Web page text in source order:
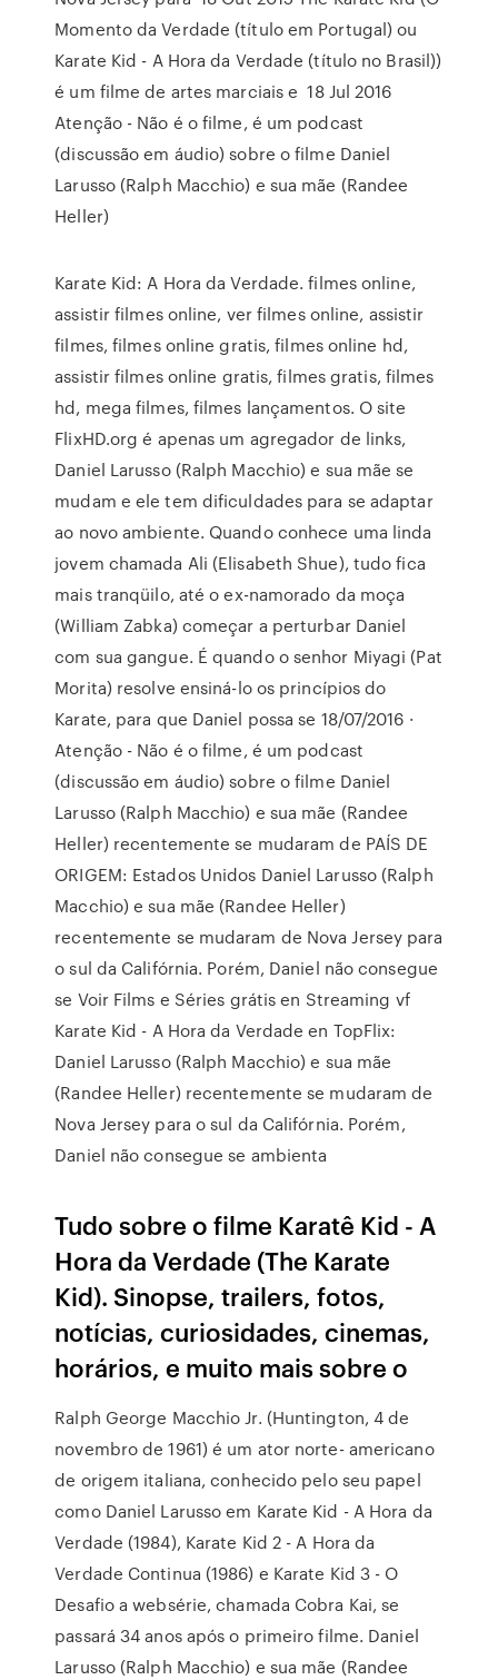
Momento da Verdade (título em Portugal) ou
Karate Kid - A Hora da Verdade (título no Brasil))
é um filme de artes marciais e 18 Jul 2016
Atenção - Não é o filme, é um podcast
(discussão em áudio) sobre o filme Daniel
Larusso (Ralph Macchio) e sua mãe (Randee
Heller)
Karate Kid: A Hora da Verdade. filmes online,
assistir filmes online, ver filmes online, assistir
filmes, filmes online gratis, filmes online hd,
assistir filmes online gratis, filmes gratis, filmes
hd, mega filmes, filmes lançamentos. O site
FlixHD.org é apenas um agregador de links,
Daniel Larusso (Ralph Macchio) e sua mãe se
mudam e ele tem dificuldades para se adaptar
ao novo ambiente. Quando conhece uma linda
jovem chamada Ali (Elisabeth Shue), tudo fica
mais tranqüilo, até o ex-namorado da moça
(William Zabka) começar a perturbar Daniel
com sua gangue. É quando o senhor Miyagi (Pat
Morita) resolve ensiná-lo os princípios do
Karate, para que Daniel possa se 18/07/2016 ·
Atenção - Não é o filme, é um podcast
(discussão em áudio) sobre o filme Daniel
Larusso (Ralph Macchio) e sua mãe (Randee
Heller) recentemente se mudaram de PAÍS DE
ORIGEM: Estados Unidos Daniel Larusso (Ralph
Macchio) e sua mãe (Randee Heller)
recentemente se mudaram de Nova Jersey para
o sul da Califórnia. Porém, Daniel não consegue
se Voir Films e Séries grátis en Streaming vf
Karate Kid - A Hora da Verdade en TopFlix:
Daniel Larusso (Ralph Macchio) e sua mãe
(Randee Heller) recentemente se mudaram de
Nova Jersey para o sul da Califórnia. Porém,
Daniel não consegue se ambienta
Tudo sobre o filme Karatê Kid - A
Hora da Verdade (The Karate
Kid). Sinopse, trailers, fotos,
notícias, curiosidades, cinemas,
horários, e muito mais sobre o
Ralph George Macchio Jr. (Huntington, 4 de
novembro de 1961) é um ator norte- americano
de origem italiana, conhecido pelo seu papel
como Daniel Larusso em Karate Kid - A Hora da
Verdade (1984), Karate Kid 2 - A Hora da
Verdade Continua (1986) e Karate Kid 3 - O
Desafio a websérie, chamada Cobra Kai, se
passará 34 anos após o primeiro filme. Daniel
Larusso (Ralph Macchio) e sua mãe (Randee